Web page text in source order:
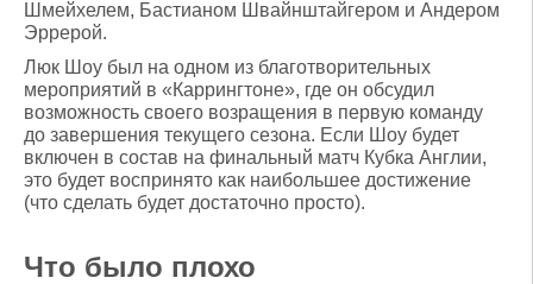
Шмейхелем, Бастианом Швайнштайгером и Андером
Эррерой.
Люк Шоу был на одном из благотворительных
мероприятий в «Каррингтоне», где он обсудил
возможность своего возращения в первую команду
до завершения текущего сезона. Если Шоу будет
включен в состав на финальный матч Кубка Англии,
это будет воспринято как наибольшее достижение
(что сделать будет достаточно просто).
Что было плохо